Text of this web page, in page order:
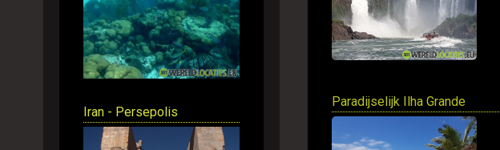
Iran - Persepolis
Paradijselijk Ilha Grande